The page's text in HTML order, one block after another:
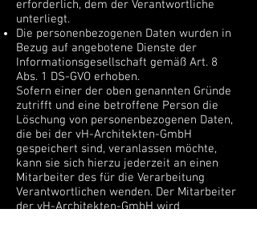
erforderlich, dem der Verantwortliche
unterliegt.
Die personenbezogenen Daten wurden in
Bezug auf angebotene Dienste der
Informationsgesellschaft gemäß Art. 8
Abs. 1 DS-GVO erhoben.
Sofern einer der oben genannten Gründe
zutrifft und eine betroffene Person die
Löschung von personenbezogenen Daten,
die bei der vH-Architekten-GmbH
gespeichert sind, veranlassen möchte,
kann sie sich hierzu jederzeit an einen
Mitarbeiter des für die Verarbeitung
Verantwortlichen wenden. Der Mitarbeiter
der vH-Architekten-GmbH wird